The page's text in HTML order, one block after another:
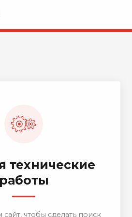
технические
работы
чтобы сделать поиск